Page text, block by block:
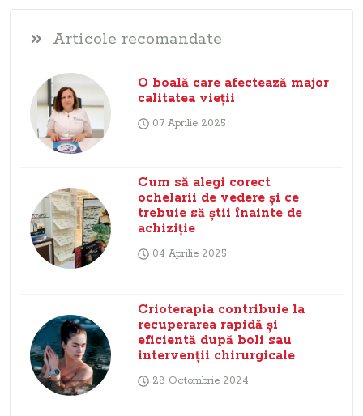
Articole recomandate
O boală care afectează major
calitatea vieții
07 Aprilie 2025
Cum să alegi corect
ochelarii de vedere și ce
trebuie să știi înainte de
achiziție
04 Aprilie 2025
Crioterapia contribuie la
recuperarea rapidă şi
eficientă după boli sau
intervenţii chirurgicale
28 Octombrie 2024